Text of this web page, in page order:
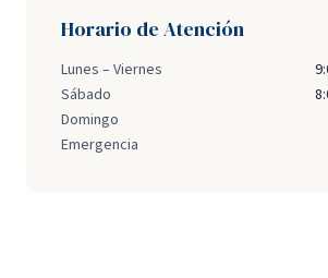
Horario de Atención
Lunes – Viernes
Sábado
Domingo
Emergencia